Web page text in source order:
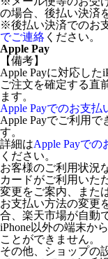
の場合、後払い決済
※後払い決済でのお
でご連絡 ください。
Apple Pay
【備考】
Apple Payに対応した
ご注文を確定する直
ます。
Apple Payでのお支払
Apple Payでご利用
す。
詳細はApple Payで
ください。
お客様のご利用状況
カードがご利用いた
変更をご案内、また
お支払い方法の変更
合、楽天市場が自動
iPhone以外の端末か
ことができません。
その他、ショップの